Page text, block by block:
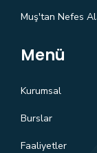
Muş'tan Nefes
Menü
Kurumsal
Burslar
Faaliyetler